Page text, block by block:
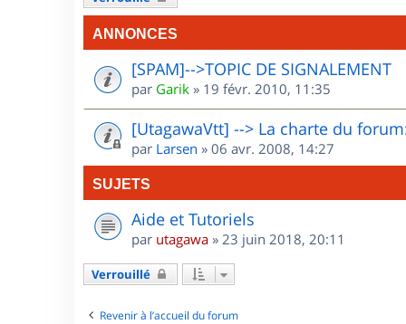
ANNONCES
[SPAM]-->TOPIC DE SIGNALEMENT
par Garik » 19 févr. 2010, 11:35
[UtagawaVtt] --> La charte du
par Larsen » 06 avr. 2008, 14:27
SUJETS
Aide et Tutoriels
par utagawa » 23 juin 2018, 20:11
Verrouillé
Revenir à l’accueil du forum